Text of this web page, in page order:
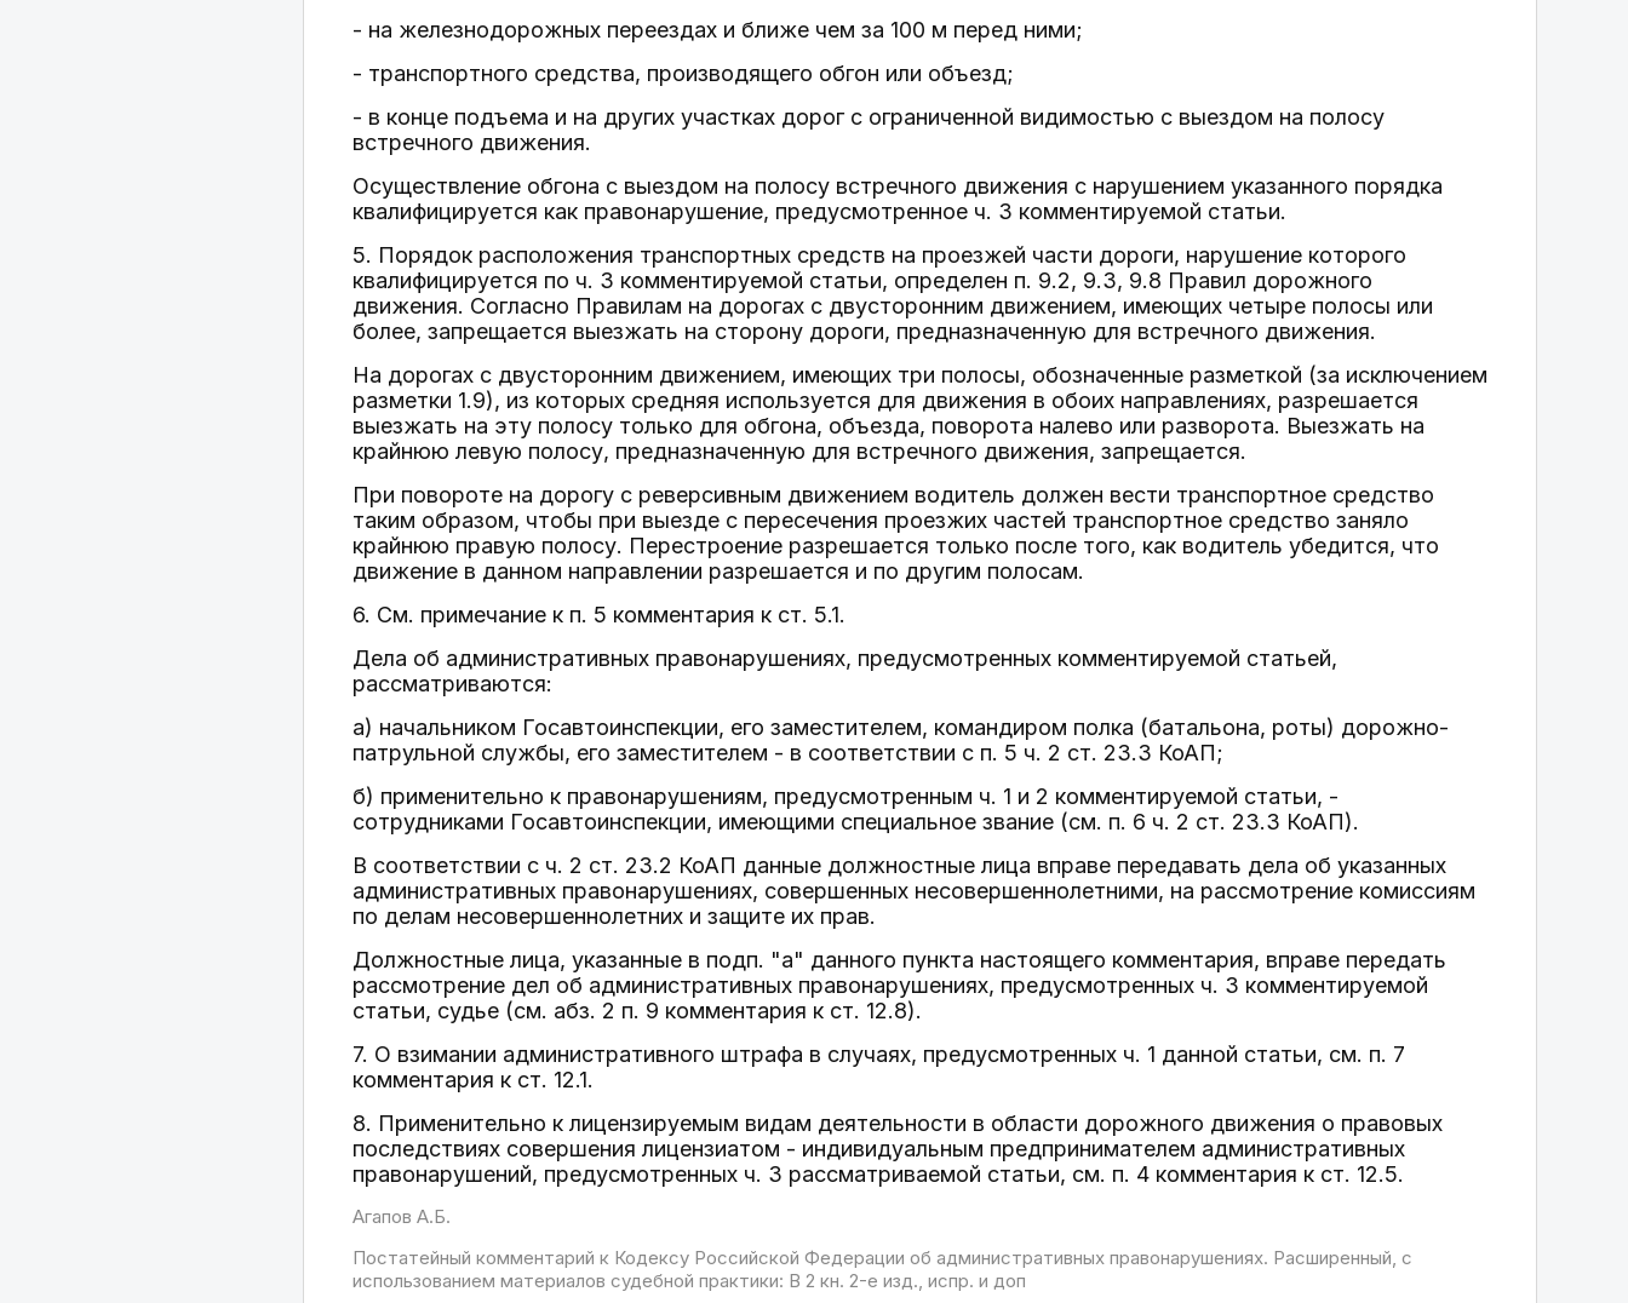
- на железнодорожных переездах и ближе чем за 100 м перед ними;
- транспортного средства, производящего обгон или объезд;
- в конце подъема и на других участках дорог с ограниченной видимостью с выездом на полосу
встречного движения.
Осуществление обгона с выездом на полосу встречного движения с нарушением указанного порядка
квалифицируется как правонарушение, предусмотренное ч. 3 комментируемой статьи.
5. Порядок расположения транспортных средств на проезжей части дороги, нарушение которого
квалифицируется по ч. 3 комментируемой статьи, определен п. 9.2, 9.3, 9.8 Правил дорожного
движения. Согласно Правилам на дорогах с двусторонним движением, имеющих четыре полосы или
более, запрещается выезжать на сторону дороги, предназначенную для встречного движения.
На дорогах с двусторонним движением, имеющих три полосы, обозначенные разметкой (за исключением
разметки 1.9), из которых средняя используется для движения в обоих направлениях, разрешается
выезжать на эту полосу только для обгона, объезда, поворота налево или разворота. Выезжать на
крайнюю левую полосу, предназначенную для встречного движения, запрещается.
При повороте на дорогу с реверсивным движением водитель должен вести транспортное средство
таким образом, чтобы при выезде с пересечения проезжих частей транспортное средство заняло
крайнюю правую полосу. Перестроение разрешается только после того, как водитель убедится, что
движение в данном направлении разрешается и по другим полосам.
6. См. примечание к п. 5 комментария к ст. 5.1.
Дела об административных правонарушениях, предусмотренных комментируемой статьей,
рассматриваются:
а) начальником Госавтоинспекции, его заместителем, командиром полка (батальона, роты) дорожно-
патрульной службы, его заместителем - в соответствии с п. 5 ч. 2 ст. 23.3 КоАП;
б) применительно к правонарушениям, предусмотренным ч. 1 и 2 комментируемой статьи, -
сотрудниками Госавтоинспекции, имеющими специальное звание (см. п. 6 ч. 2 ст. 23.3 КоАП).
В соответствии с ч. 2 ст. 23.2 КоАП данные должностные лица вправе передавать дела об указанных
административных правонарушениях, совершенных несовершеннолетними, на рассмотрение комиссиям
по делам несовершеннолетних и защите их прав.
Должностные лица, указанные в подп. "а" данного пункта настоящего комментария, вправе передать
рассмотрение дел об административных правонарушениях, предусмотренных ч. 3 комментируемой
статьи, судье (см. абз. 2 п. 9 комментария к ст. 12.8).
7. О взимании административного штрафа в случаях, предусмотренных ч. 1 данной статьи, см. п. 7
комментария к ст. 12.1.
8. Применительно к лицензируемым видам деятельности в области дорожного движения о правовых
последствиях совершения лицензиатом - индивидуальным предпринимателем административных
правонарушений, предусмотренных ч. 3 рассматриваемой статьи, см. п. 4 комментария к ст. 12.5.
Агапов А.Б.
Постатейный комментарий к Кодексу Российской Федерации об административных правонарушениях. Расширенный, с
использованием материалов судебной практики: В 2 кн. 2-е изд., испр. и доп